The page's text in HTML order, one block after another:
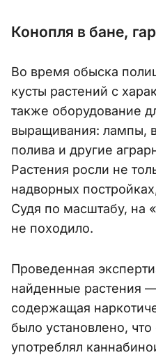
Конопля в бане,
Во время обыска
кусты растений с
также оборудование
выращивания: лампы,
полива и другие
Растения росли не
надворных
Судя по масштабу, на
не походило.
Проведенная
найденные растения
содержащая
было установлено,
употреблял